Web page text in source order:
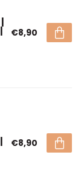
€8,90
€8,90